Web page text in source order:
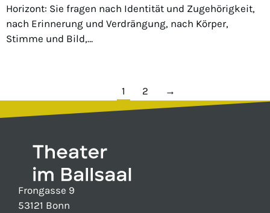
Horizont: Sie fragen nach Identität und Zugehörigkeit,
nach Erinnerung und Verdrängung, nach Körper,
Stimme und Bild,…
1 2 →
Frongasse 9
53121 Bonn